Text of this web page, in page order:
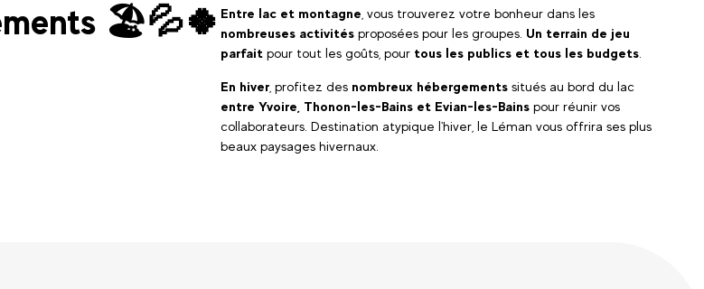
🏖️💦🍀 Entre lac et montagne , vous trouverez votre bonheur dans les
nombreuses activités proposées pour les groupes. Un terrain de jeu
parfait pour tout les goûts, pour tous les publics et tous les budgets
En hiver, profitez des nombreux hébergements situés au bord du lac
entre Yvoire, Thonon-les-Bains et Evian-les-Bains pour réunir vos
collaborateurs. Destination atypique l'hiver, le Léman vous offrira ses plus
beaux paysages hivernaux.